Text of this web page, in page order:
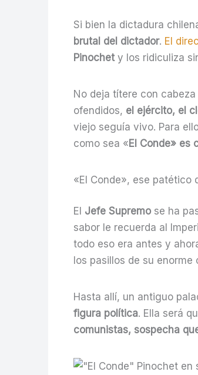
Si bien la dictadura
brutal del dictador. El
Pinochet y los ridiculiza
No deja títere con
ofendidos, el ejército, el
viejo seguía vivo. Para
como sea «El Conde» es
«El Conde», ese patético
El Jefe Supremose ha
sabor le recuerda al
todo eso era antes y
los pasillos de su enorme
Hasta allí, un antiguo
figura política. Ella será
comunistas, sospecha